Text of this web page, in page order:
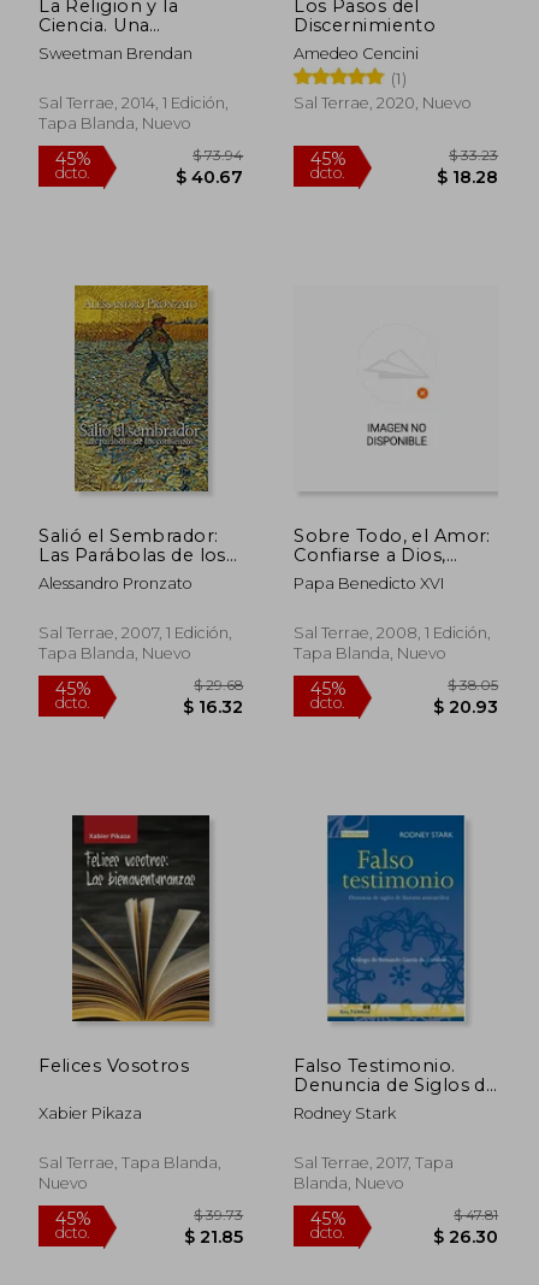
45%
dcto.
$ 27.46
$ 15.10
45%
dcto.
La Religion y la
Ciencia. Una
Introduccion
Sweetman Brendan
Sal Terrae, 2014, 1 Edición,
Tapa Blanda, Nuevo
$ 40.67
Los Pasos del
Discernimiento
Amedeo Cencini
(1)
Sal Terrae, 2020, Nuevo
Salió el Sembrador:
Las Parábolas de los
Comienzos
Alessandro Pronzato
Sal Terrae, 2007, 1 Edición,
Tapa Blanda, Nuevo
Sobre Todo, el Amor:
Confiarse a Dios,
Confiar en la Vida
(Pozo de Siquem)
Papa Benedicto XVI
Sal Terrae, 2008, 1 Edición,
Tapa Blanda, Nuevo
Felices Vosotros
Xabier Pikaza
Sal Terrae, Tapa Blanda,
Nuevo
Falso Testimonio.
Denuncia de Siglos de
Historia Anticatolica
Rodney Stark
Sal Terrae, 2017, Tapa
Blanda, Nuevo